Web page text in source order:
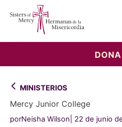
MINISTERIOS
Mercy Junior College
porNeisha Wilson 22 de junio